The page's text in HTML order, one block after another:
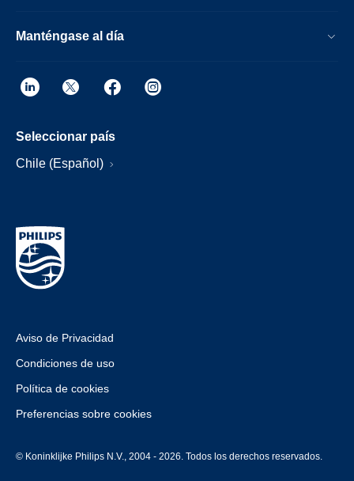
Manténgase al día
Seleccionar país
Chile (Español)
Aviso de Privacidad
Condiciones de uso
Política de cookies
Preferencias sobre cookies
© Koninklijke Philips N.V., 2004 - 2026. Todos los derechos reservados.